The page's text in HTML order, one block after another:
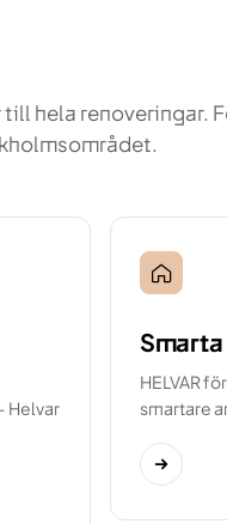
hela renoveringar.
Helvar
HELVAR
smartare